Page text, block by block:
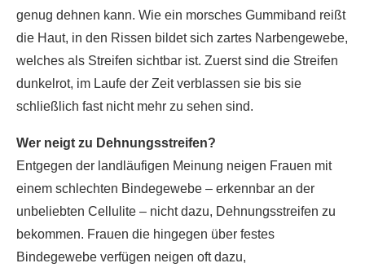
genug dehnen kann. Wie ein morsches Gummiband reißt
die Haut, in den Rissen bildet sich zartes Narbengewebe,
welches als Streifen sichtbar ist. Zuerst sind die Streifen
dunkelrot, im Laufe der Zeit verblassen sie bis sie
schließlich fast nicht mehr zu sehen sind.
Wer neigt zu Dehnungsstreifen?
Entgegen der landläufigen Meinung neigen Frauen mit
einem schlechten Bindegewebe – erkennbar an der
unbeliebten Cellulite – nicht dazu, Dehnungsstreifen zu
bekommen. Frauen die hingegen über festes
Bindegewebe verfügen neigen oft dazu,